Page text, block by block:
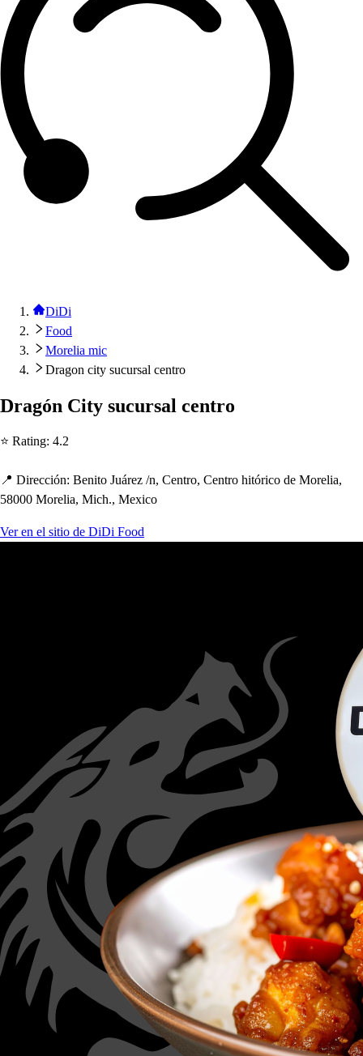
DiDi
Food
Morelia mic
Dragon city sucursal centro
Dragón City sucursal centro
⭐ Rating: 4.2
📍 Dirección: Benito Juárez /n, Centro, Centro hitórico de Morelia,
58000 Morelia, Mich., Mexico
Ver en el sitio de DiDi Food